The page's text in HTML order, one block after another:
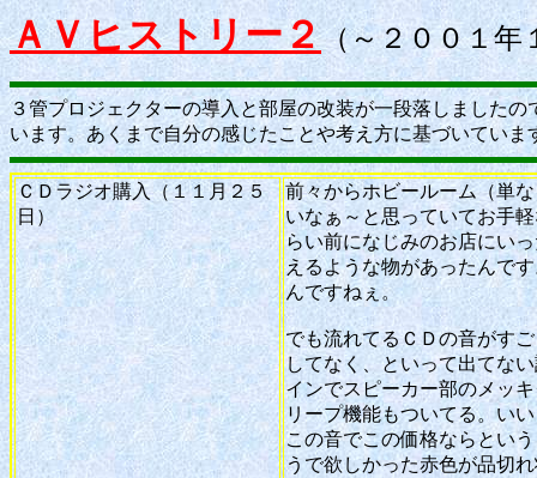
ＡＶヒストリー２（～２００１年
３管プロジェクターの導入と部屋の改装が一段落しました
います。あくまで自分の感じたことや考え方に基づいていま
ＣＤラジオ購入（１１月２５
日）
前々からホビールーム（単
いなぁ～と思っていてお手
らい前になじみのお店にい
えるような物があったんで
んですねぇ。
でも流れてるＣＤの音がす
してなく、といって出てな
インでスピーカー部のメッ
リープ機能もついてる。い
この音でこの価格ならとい
うで欲しかった赤色が品切